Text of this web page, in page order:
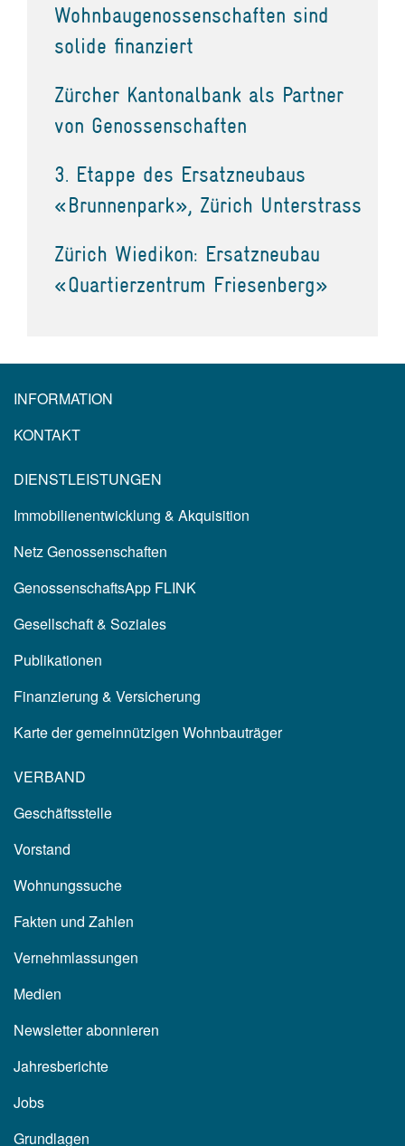
Wohnbaugenossenschaften sind
solide finanziert
Zürcher Kantonalbank als Partner
von Genossenschaften
3. Etappe des Ersatzneubaus
«Brunnenpark», Zürich Unterstrass
Zürich Wiedikon: Ersatzneubau
«Quartierzentrum Friesenberg»
INFORMATION
KONTAKT
DIENSTLEISTUNGEN
Immobilienentwicklung & Akquisition
Netz Genossenschaften
GenossenschaftsApp FLINK
Gesellschaft & Soziales
Publikationen
Finanzierung & Versicherung
Karte der gemeinnützigen Wohnbauträger
VERBAND
Geschäftsstelle
Vorstand
Wohnungssuche
Fakten und Zahlen
Vernehmlassungen
Medien
Newsletter abonnieren
Jahresberichte
Jobs
Grundlagen